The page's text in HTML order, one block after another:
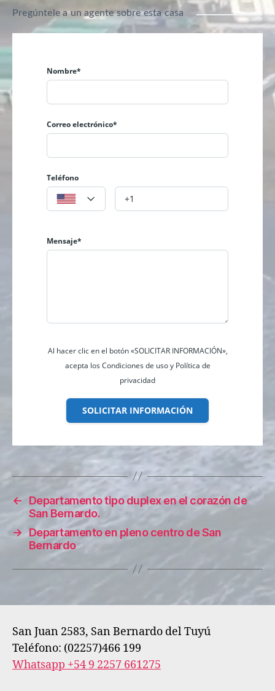
Pregúntele a un agente sobre esta casa
Nombre*
Correo electrónico*
Teléfono
Mensaje*
Al hacer clic en el botón «SOLICITAR INFORMACIÓN»,
acepta los Condiciones de uso y Política de
privacidad
SOLICITAR INFORMACIÓN
←
Departamento tipo duplex en el corazón de
San Bernardo.
→ Departamento en pleno centro de San
Bernardo
San Juan 2583, San Bernardo del Tuyú
Teléfono: (02257)466 199
Whatsapp +54 9 2257 661275